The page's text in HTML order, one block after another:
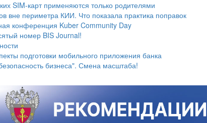
SIM-карт применяются только родителями
вне периметра КИИ. Что показала практика поправок
конференция Kuber Community Day
номер BIS Journal!
подготовки мобильного приложения банка
бизнеса". Смена масштаба!